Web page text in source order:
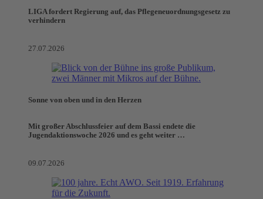
LIGA fordert Regierung auf, das Pflegeneuordnungsgesetz zu
verhindern
27.07.2026
Sonne von oben und in den Herzen
Mit großer Abschlussfeier auf dem Bassi endete die
Jugendaktionswoche 2026 und es geht weiter …
09.07.2026